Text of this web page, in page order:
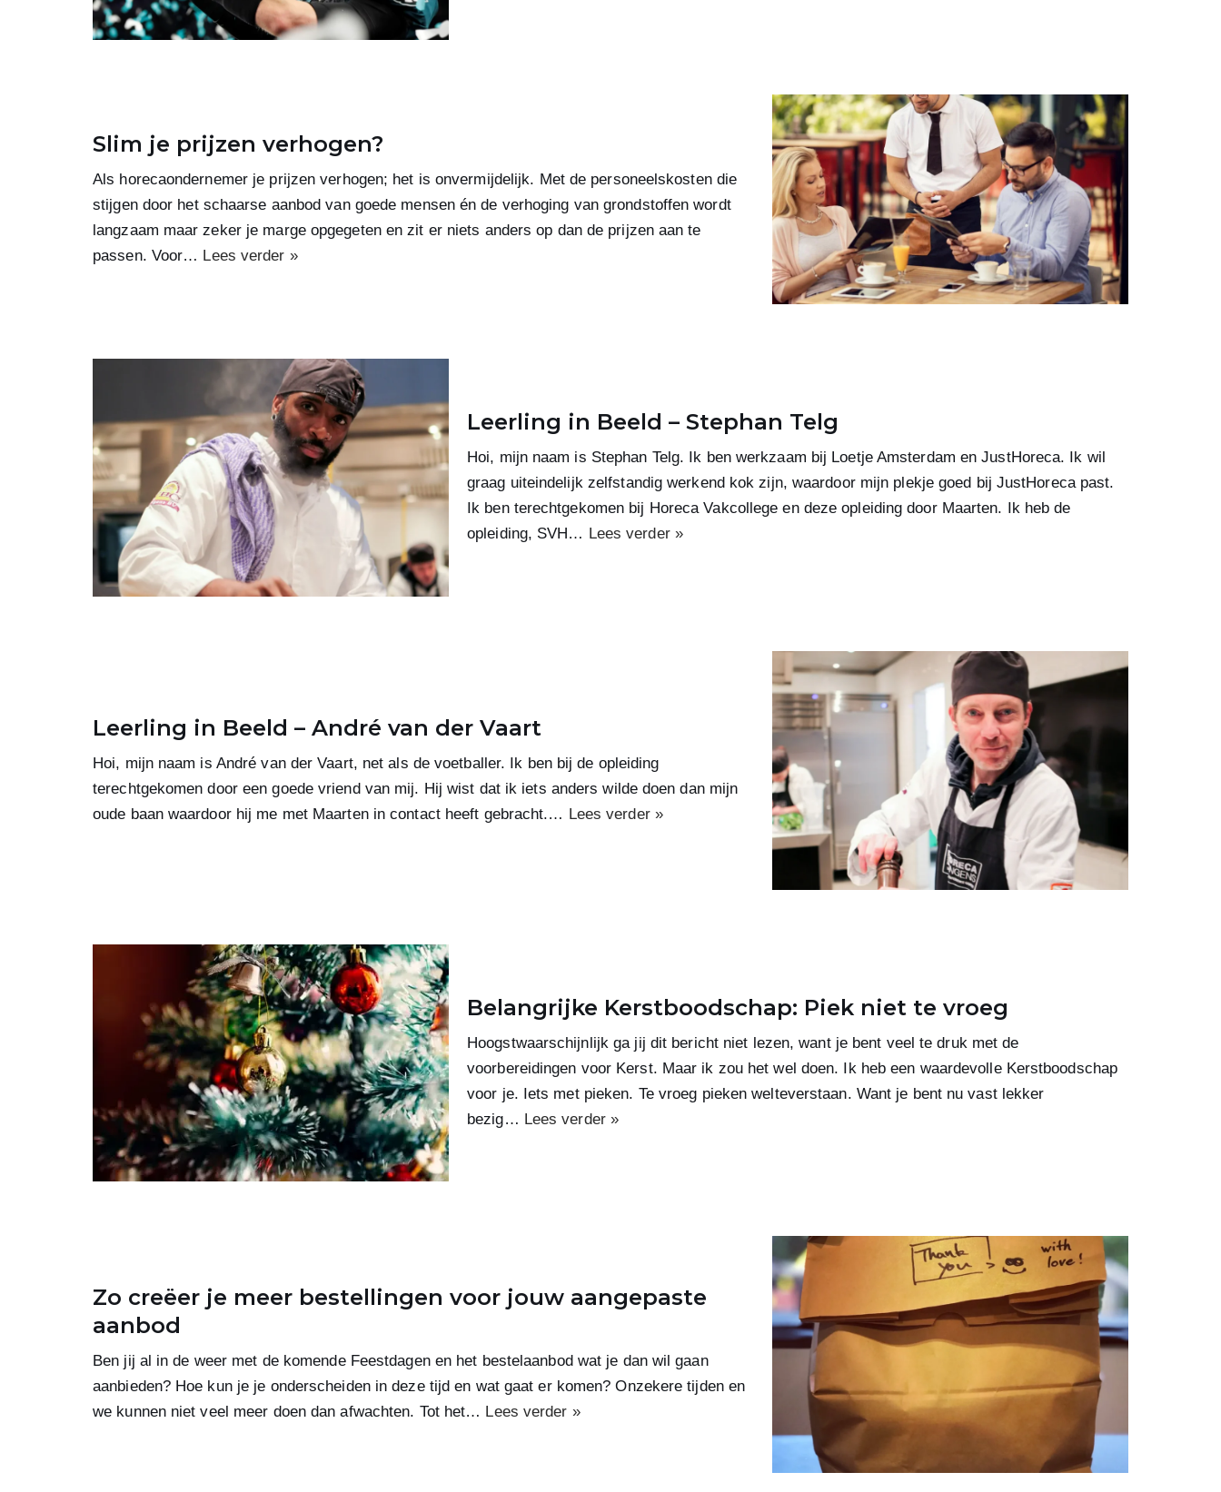
Slim je prijzen verhogen?
Als horecaondernemer je prijzen verhogen; het is onvermijdelijk. Met de personeelskosten die
stijgen door het schaarse aanbod van goede mensen én de verhoging van grondstoffen wordt
langzaam maar zeker je marge opgegeten en zit er niets anders op dan de prijzen aan te
passen. Voor… Lees verder »
Leerling in Beeld – Stephan Telg
Hoi, mijn naam is Stephan Telg. Ik ben werkzaam bij Loetje Amsterdam en JustHoreca. Ik wil
graag uiteindelijk zelfstandig werkend kok zijn, waardoor mijn plekje goed bij JustHoreca past.
Ik ben terechtgekomen bij Horeca Vakcollege en deze opleiding door Maarten. Ik heb de
opleiding, SVH… Lees verder »
Leerling in Beeld – André van der Vaart
Hoi, mijn naam is André van der Vaart, net als de voetballer. Ik ben bij de opleiding
terechtgekomen door een goede vriend van mij. Hij wist dat ik iets anders wilde doen dan mijn
oude baan waardoor hij me met Maarten in contact heeft gebracht.… Lees verder »
Belangrijke Kerstboodschap: Piek niet te vroeg
Hoogstwaarschijnlijk ga jij dit bericht niet lezen, want je bent veel te druk met de
voorbereidingen voor Kerst. Maar ik zou het wel doen. Ik heb een waardevolle Kerstboodschap
voor je. Iets met pieken. Te vroeg pieken welteverstaan. Want je bent nu vast lekker
bezig… Lees verder »
Zo creëer je meer bestellingen voor jouw aangepaste
aanbod
Ben jij al in de weer met de komende Feestdagen en het bestelaanbod wat je dan wil gaan
aanbieden? Hoe kun je je onderscheiden in deze tijd en wat gaat er komen? Onzekere tijden en
we kunnen niet veel meer doen dan afwachten. Tot het… Lees verder »